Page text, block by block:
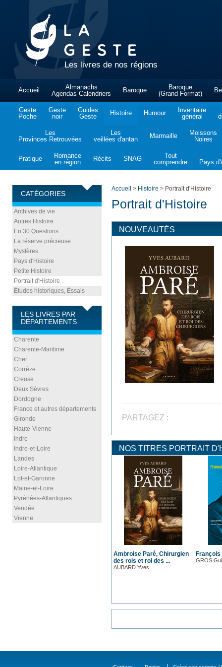
Les livres de nos régions
Accueil
Almanachs
Agendas Calendriers
Baroque
Baroque
(Grand Format)
Geste
Poche
Geste
noir
Guides
Geste
Histoire Humour
Inventaire
général
Les
Provinces Retrouvées
Les
veillées d'antan
Marmaille
Moissons
Noires
Pratique
Romance
en région
Récits SNAG
Tout
comprendre
Pays
CATÉGORIES
Archives de vie
Autres Histoire
En 30 Questions
La réserve précieuse
Mystères
Pays d'Histoire
Petite Histoire
Portrait d'Histoire
Études historiques, Éssais
LES LIVRES PAR
DÉPARTEMENTS
Charente
Charente-Maritime
Cher
Corrèze
Creuse
Deux Sèvres
Dordogne
France et autres départements
Gironde
Haute-Vienne
Indre
Indre-et-Loire
Landes
Loire-Atlantique
Lot-et-Garonne
Maine-et-Loire
Pyrénées-Atlantiques
Vendée
Vienne
Accueil > Histoire > Portrait d'Histoire
Portrait d'Histoire
NOUVEAUTÉS
PARTAGEZ :
NOS TITRES PORTRAIT
Ambroise Paré, Chirurgien
des rois et roi des ...
AUBARD Yves
GROS